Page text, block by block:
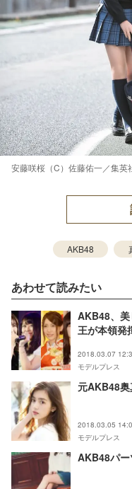
安藤咲桜（C）佐藤佑一／集英
AKB48
あわせて読みたい
AKB48、美
王が本領発
2018.03.07
モデルプレス
元AKB48
2018.03.05
モデルプレス
AKB48パー